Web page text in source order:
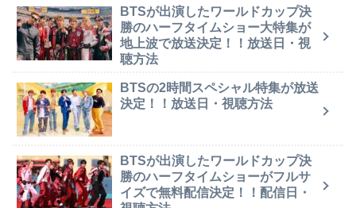
BTSが出演したワールドカップ決
勝のハーフタイムショー大特集が
地上波で放送決定！！放送日・視
聴方法
BTSの2時間スペシャル特集が放送
決定！！放送日・視聴方法
BTSが出演したワールドカップ決
勝のハーフタイムショーがフルサ
イズで無料配信決定！！配信日・